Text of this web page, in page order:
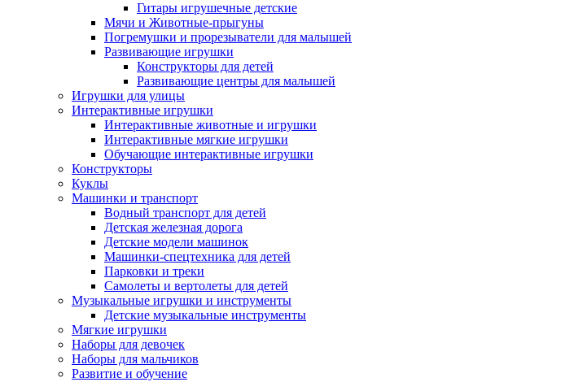
Гитары игрушечные детские
Мячи и Животные-прыгуны
Погремушки и прорезыватели для малышей
Развивающие игрушки
Конструкторы для детей
Развивающие центры для малышей
Игрушки для улицы
Интерактивные игрушки
Интерактивные животные и игрушки
Интерактивные мягкие игрушки
Обучающие интерактивные игрушки
Конструкторы
Куклы
Машинки и транспорт
Водный транспорт для детей
Детская железная дорога
Детские модели машинок
Машинки-спецтехника для детей
Парковки и треки
Самолеты и вертолеты для детей
Музыкальные игрушки и инструменты
Детские музыкальные инструменты
Мягкие игрушки
Наборы для девочек
Наборы для мальчиков
Развитие и обучение